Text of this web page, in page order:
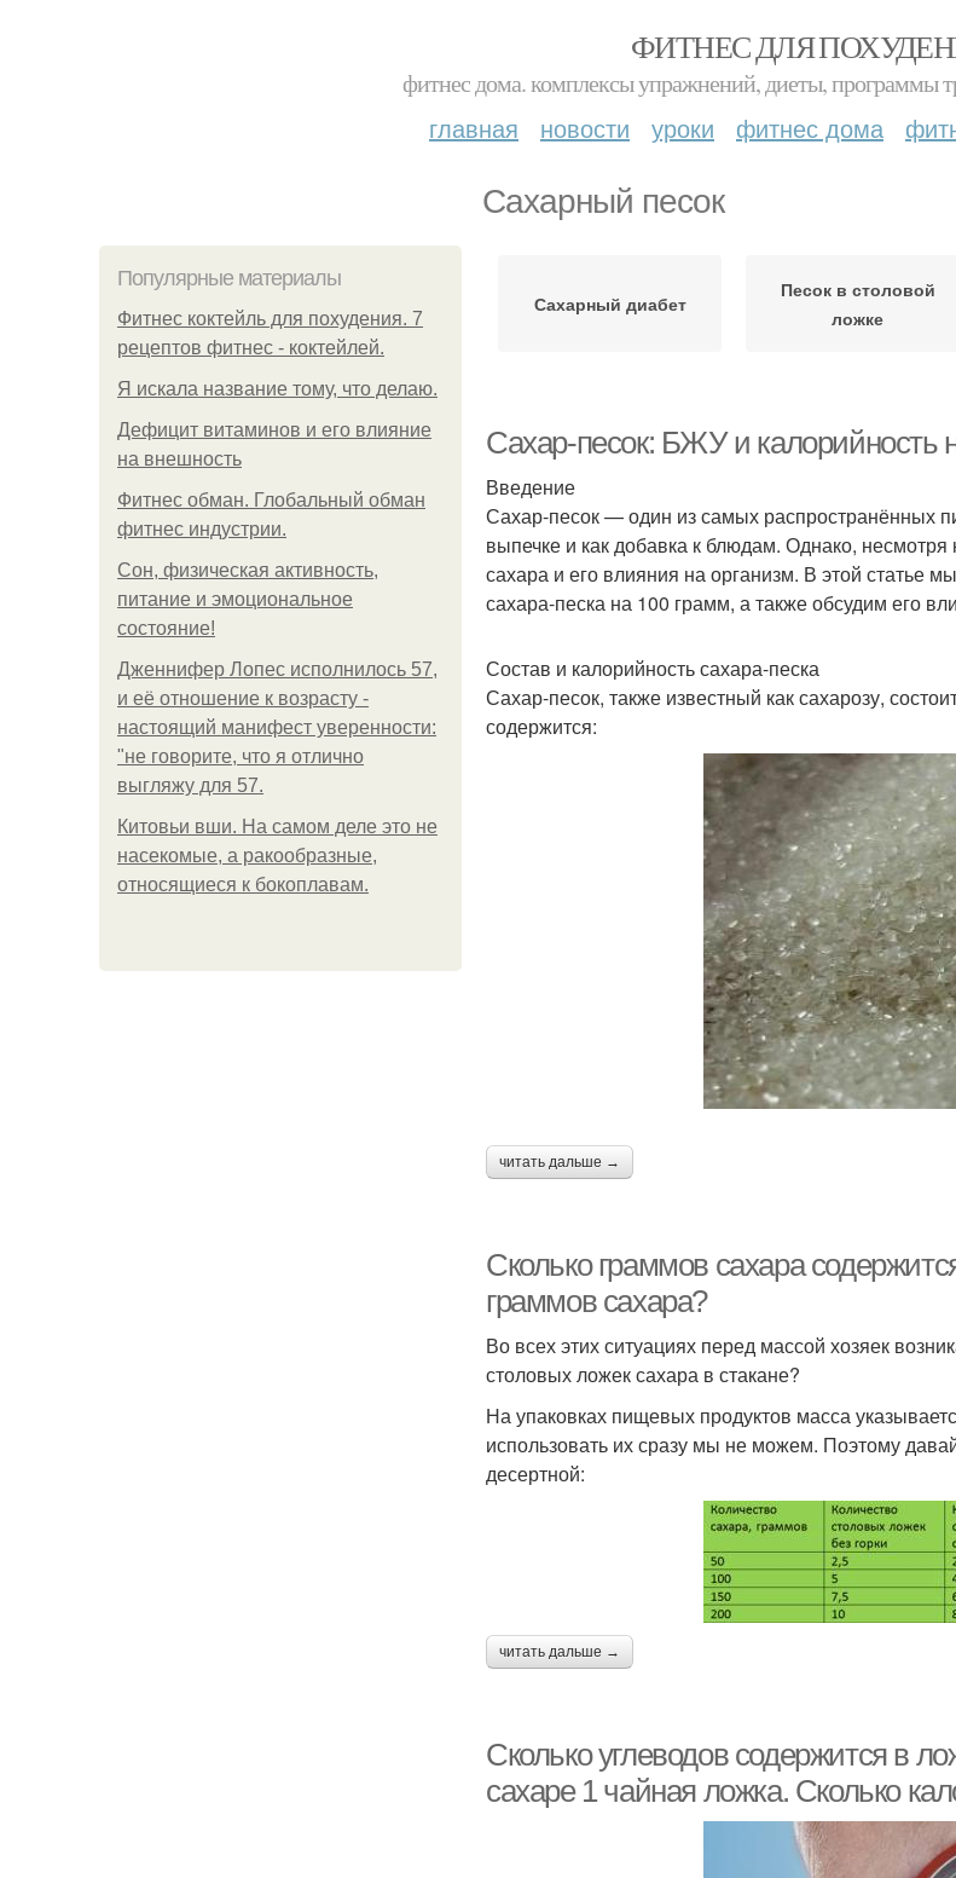
ФИТНЕС ДЛЯ
фитнес дома. комплексы упражнений, диеты, программы
главная новости уроки фитнес дома
Сахарный песок
Популярные материалы
Фитнес коктейль для похудения. 7
рецептов фитнес - коктейлей.
Я искала название тому, что делаю.
Дефицит витаминов и его влияние
на внешность
Фитнес обман. Глобальный обман
фитнес индустрии.
Сон, физическая активность,
питание и эмоциональное
состояние!
Дженнифер Лопес исполнилось 57,
и её отношение к возрасту -
настоящий манифест уверенности:
"не говорите, что я отлично
выгляжу для 57.
Китовьи вши. На самом деле это не
насекомые, а ракообразные,
относящиеся к бокоплавам.
Сахарный диабет
Песок в столовой
ложке
Сахар-песок: БЖУ и калорийность
Введение
Сахар-песок — один из самых распространённых
выпечке и как добавка к блюдам. Однако,
сахара и его влияния на организм. В этой статье
сахара-песка на 100 грамм, а также обсудим его
Состав и калорийность сахара-песка
Сахар-песок, также известный как сахарозу,
содержится:
читать дальше →
Сколько граммов сахара
граммов сахара?
Во всех этих ситуациях перед массой хозяек
столовых ложек сахара в стакане?
На упаковках пищевых продуктов масса
использовать их сразу мы не можем. Поэтому
десертной:
читать дальше →
Сколько углеводов содержится в
сахаре 1 чайная ложка. Сколько